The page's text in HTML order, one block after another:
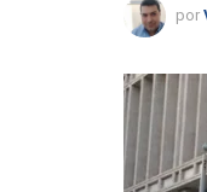
por